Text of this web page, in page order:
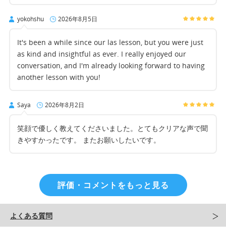
yokohshu 2026年8月5日
It's been a while since our las lesson, but you were just
as kind and insightful as ever. I really enjoyed our
conversation, and I'm already looking forward to having
another lesson with you!
Saya 2026年8月2日
笑顔で優しく教えてくださいました。とてもクリアな声で聞
きやすかったです。 またお願いしたいです。
評価・コメントをもっと見る
よくある質問